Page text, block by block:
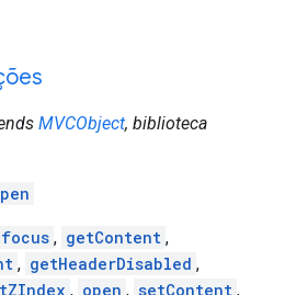
MVCObject, biblioteca
focus , getContent ,
, getHeaderDisabled ,
, open , setContent ,